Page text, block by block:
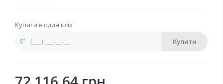
Купити в один клік
Купити